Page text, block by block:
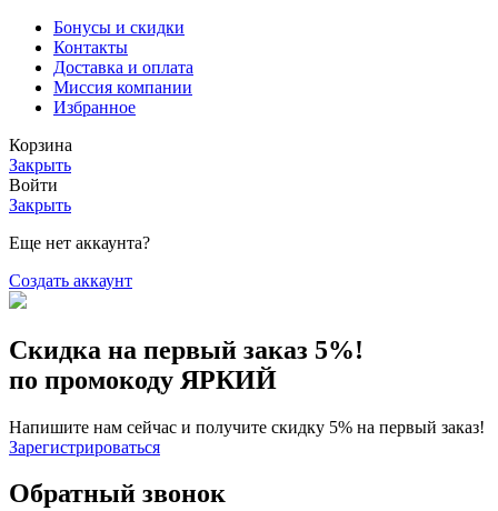
Бонусы и скидки
Контакты
Доставка и оплата
Миссия компании
Избранное
Корзина
Закрыть
Войти
Закрыть
Еще нет аккаунта?
Создать аккаунт
Скидка на первый заказ 5%!
по промокоду ЯРКИЙ
Напишите нам сейчас и получите скидку 5% на первый заказ!
Зарегистрироваться
Обратный звонок